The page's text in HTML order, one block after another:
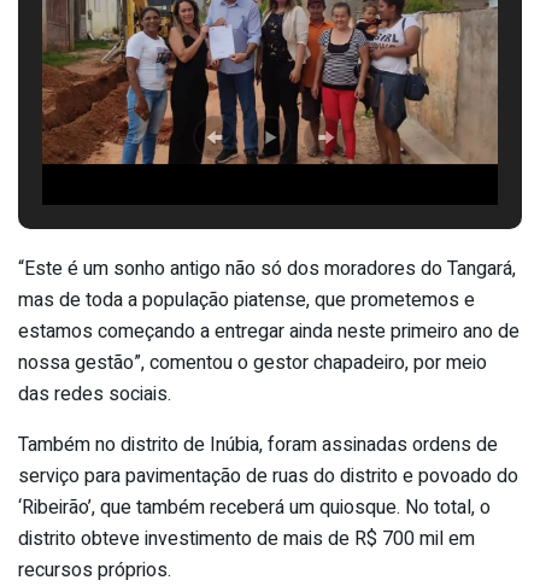
“Este é um sonho antigo não só dos moradores do Tangará,
mas de toda a população piatense, que prometemos e
estamos começando a entregar ainda neste primeiro ano de
nossa gestão”, comentou o gestor chapadeiro, por meio
das redes sociais.
Também no distrito de Inúbia, foram assinadas ordens de
serviço para pavimentação de ruas do distrito e povoado do
‘Ribeirão’, que também receberá um quiosque. No total, o
distrito obteve investimento de mais de R$ 700 mil em
recursos próprios.